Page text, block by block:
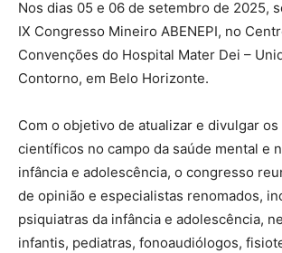
Nos dias 05 e 06 de setembro de 2025,
IX Congresso Mineiro ABENEPI, no
Convenções do Hospital Mater Dei –
Contorno, em Belo Horizonte.
Com o objetivo de atualizar e divulgar os
científicos no campo da saúde mental e
infância e adolescência, o congresso
de opinião e especialistas renomados,
psiquiatras da infância e adolescência,
infantis, pediatras, fonoaudiólogos,